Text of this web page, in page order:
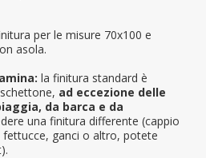
per le misure 70x100 e
asola.
la finitura standard è
ad eccezione delle
da barca e da
una finitura differente (cappio
ganci o altro, potete